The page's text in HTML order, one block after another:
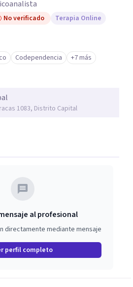
No verificado Terapia Online
Codependencia +7 más
1083, Distrito Capital
al profesional
directamente mediante mensaje
perfil completo